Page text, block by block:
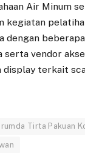
Air Minum
kegiatan
dengan
serta vendor
display terkait
Tirta Pakuan